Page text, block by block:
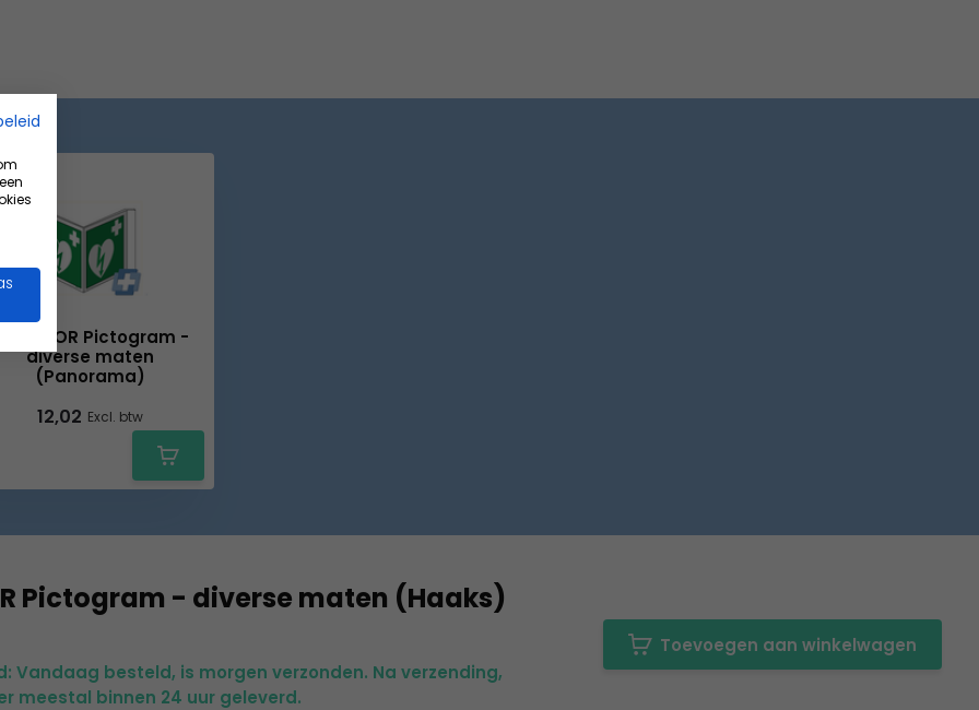
AED ILCOR Pictogram -
diverse maten
(Panorama)
12,02 Excl. btw
Pictogram - diverse maten (Haaks)
Vandaag besteld, is morgen verzonden. Na verzending,
meestal binnen 24 uur geleverd.
Toevoegen aan winkelwagen